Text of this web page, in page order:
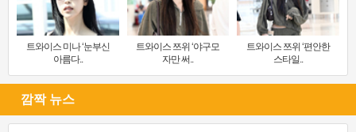
트와이스 미나 ‘눈부신
아름다..
트와이스 쯔위 ‘야구모
자만 써..
트와이스 쯔위 ‘편안한
스타일..
깜짝 뉴스